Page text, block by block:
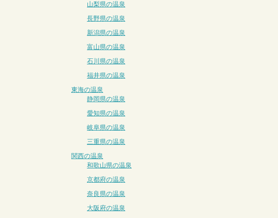
山梨県の温泉
長野県の温泉
新潟県の温泉
富山県の温泉
石川県の温泉
福井県の温泉
東海の温泉
静岡県の温泉
愛知県の温泉
岐阜県の温泉
三重県の温泉
関西の温泉
和歌山県の温泉
京都府の温泉
奈良県の温泉
大阪府の温泉